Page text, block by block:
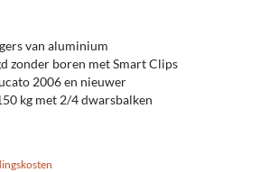
van aluminium
zonder boren met Smart Clips
2006 en nieuwer
kg met 2/4 dwarsbalken